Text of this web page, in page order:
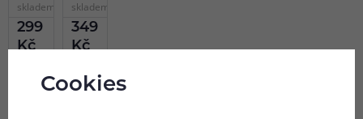
vhodné
pro
MTL
kapacita
3200
mAh,
vybíjecí
skladem
online
Skladem
na 8
299
Kč
kapacita
4000
mAh,
maximální
proud
skladem
online
Skladem
na 8
349
Kč
Cookies